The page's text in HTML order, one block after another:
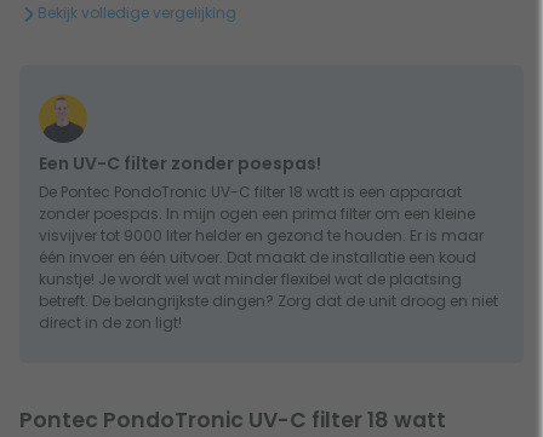
Bekijk volledige vergelijking
Een UV-C filter zonder poespas!
De Pontec PondoTronic UV-C filter 18 watt is een apparaat
zonder poespas. In mijn ogen een prima filter om een kleine
visvijver tot 9000 liter helder en gezond te houden. Er is maar
één invoer en één uitvoer. Dat maakt de installatie een koud
kunstje! Je wordt wel wat minder flexibel wat de plaatsing
betreft. De belangrijkste dingen? Zorg dat de unit droog en niet
direct in de zon ligt!
Pontec PondoTronic UV-C filter 18 watt